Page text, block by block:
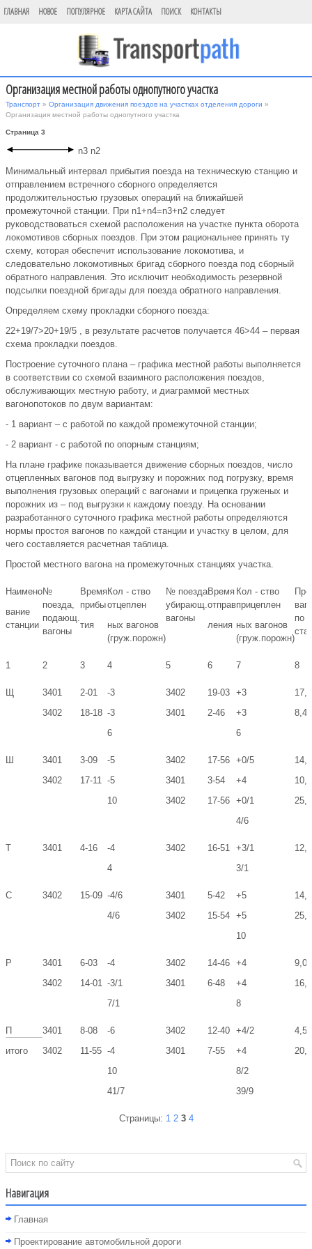
ГЛАВНАЯ НОВОЕ ПОПУЛЯРНОЕ КАРТА САЙТА ПОИСК КОНТАКТЫ
Организация местной работы однопутного участка
Транспорт » Организация движения поездов на участках отделения дороги »
Организация местной работы однопутного участка
Страница 3
n3 n2
Минимальный интервал прибытия поезда на техническую станцию и
отправлением встречного сборного определяется
продолжительностью грузовых операций на ближайшей
промежуточной станции. При n1+n4=n3+n2 следует
руководствоваться схемой расположения на участке пункта оборота
локомотивов сборных поездов. При этом рациональнее принять ту
схему, которая обеспечит использование локомотива, и
следовательно локомотивных бригад сборного поезда под сборный
обратного направления. Это исключит необходимость резервной
подсылки поездной бригады для поезда обратного направления.
Определяем схему прокладки сборного поезда:
22+19/7>20+19/5 , в результате расчетов получается 46>44 – первая
схема прокладки поездов.
Построение суточного плана – графика местной работы выполняется
в соответствии со схемой взаимного расположения поездов,
обслуживающих местную работу, и диаграммой местных
вагонопотоков по двум вариантам:
- 1 вариант – с работой по каждой промежуточной станции;
- 2 вариант - с работой по опорным станциям;
На плане графике показывается движение сборных поездов, число
отцепленных вагонов под выгрузку и порожних под погрузку, время
выполнения грузовых операций с вагонами и прицепка груженых и
порожних из – под выгрузки к каждому поезду. На основании
разработанного суточного графика местной работы определяются
нормы простоя вагонов по каждой станции и участку в целом, для
чего составляется расчетная таблица.
Простой местного вагона на промежуточных станциях участка.
Наимено
вание
станции
№
поезда,
подающ.
вагоны
Время
прибы
тия
Кол - ство
отцеплен
ных вагонов
(груж.порожн)
№ поезда
убирающ.
вагоны
Время
отправ
ления
Кол - ство
прицеплен
ных вагонов
(груж.порожн)
по
1 2 3 4 5 6 7 8
3401
3402
2-01
18-18
-3
-3
6
3402
3401
19-03
2-46
+3
+3
6
8,46
3401
3402
3-09
17-11
-5
-5
10
3402
3401
3402
17-56
3-54
17-56
+0/5
+4
+0/1
4/6
25,5
Т 3401 4-16
-4
4
3402 16-51
+3/1
3/1
С 3402 15-09 -4/6
4/6
3401
3402
5-42
15-54
+5
+5
10
25,5
Р
3401
3402
6-03
14-01
-4
-3/1
7/1
3402
3401
14-46
6-48
+4
+4
8
9,06
П
итого
3401
3402
8-08
11-55
-6
-4
10
41/7
3402
3401
12-40
7-55
+4/2
+4
8/2
39/9
4,53
20,0
Страницы: 1 2 3 4
Навигация
Главная
Проектирование автомобильной дороги